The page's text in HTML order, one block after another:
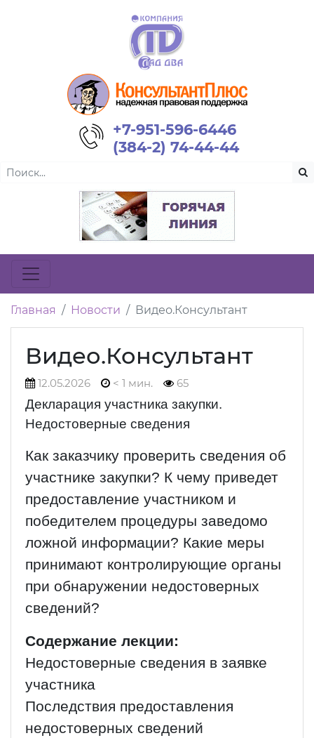
+7-951-596-6446
(384-2) 74-44-44
Главная Новости Видео.Консультант
Видео.Консультант
12.05.2026 < 1 мин. 65
Декларация участника закупки.
Недостоверные сведения
Как заказчику проверить сведения об
участнике закупки? К чему приведет
предоставление участником и
победителем процедуры заведомо
ложной информации? Какие меры
принимают контролирующие органы
при обнаружении недостоверных
сведений?
Содержание лекции:
Недостоверные сведения в заявке
участника
Последствия предоставления
недостоверных сведений